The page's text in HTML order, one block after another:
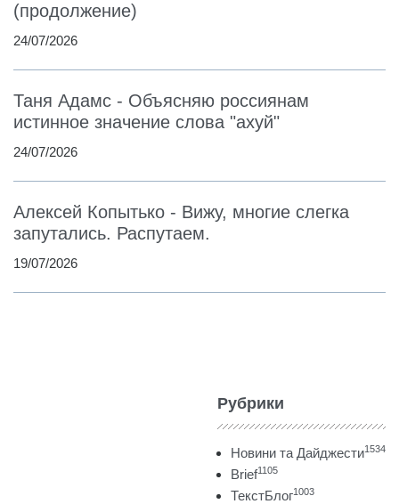
(продолжение)
24/07/2026
Таня Адамс - Объясняю россиянам
истинное значение слова "ахуй"
24/07/2026
Алексей Копытько - Вижу, многие слегка
запутались. Распутаем.
19/07/2026
Рубрики
Новини та Дайджести1534
Brief1105
ТекстБлог1003